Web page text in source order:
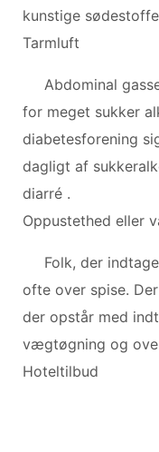
kunstige
Tarmluft
Abdominal
for meget sukker
diabetesforening
dagligt af
diarré .
Oppustethed eller
Folk, der
ofte over spise.
der opstår med
vægtøgning og
Hoteltilbud